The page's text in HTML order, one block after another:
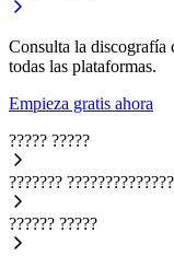
Consulta la discografía
todas las plataformas.
Empieza gratis ahora
????? ?????
???????
?????? ?????